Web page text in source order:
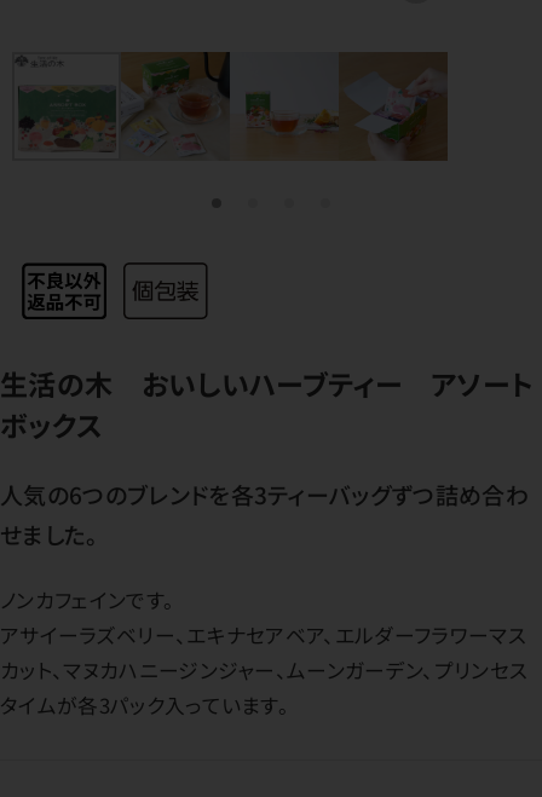
生活の木 おいしいハーブティー アソート
ボックス
人気の6つのブレンドを各3ティーバッグずつ詰め合わ
せました。
ノンカフェインです。
アサイーラズベリー、エキナセアベア、エルダーフラワーマス
カット、マヌカハニージンジャー、ムーンガーデン、プリンセス
タイムが各3パック入っています。